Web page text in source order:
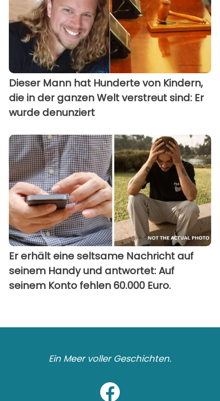
Dieser Mann hat Hunderte von Kindern,
die in der ganzen Welt verstreut sind: Er
wurde denunziert
Er erhält eine seltsame Nachricht auf
seinem Handy und antwortet: Auf
seinem Konto fehlen 60.000 Euro.
Ein Meer voller Geschichten.